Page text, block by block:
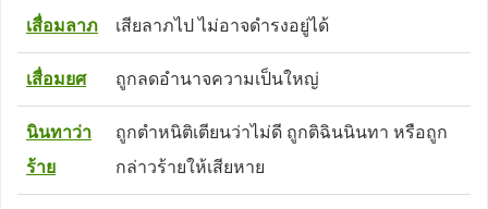
เสื่อมลาภ เสียลาภไป ไม่อาจดำรงอยู่ได้
เสื่อมยศ ถูกลดอำนาจความเป็นใหญ่
นินทาว่า
ร้าย
ถูกตำหนิติเตียนว่าไม่ดี ถูกติฉินนินทา หรือถูก
กล่าวร้ายให้เสียหาย